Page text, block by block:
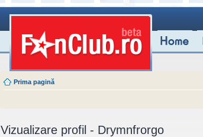
Prima pagină
Vizualizare profil - Drymnfrorgo